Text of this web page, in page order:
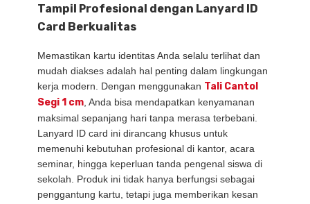
Tampil Profesional dengan Lanyard ID
Card Berkualitas
Memastikan kartu identitas Anda selalu terlihat dan
mudah diakses adalah hal penting dalam lingkungan
kerja modern. Dengan menggunakan Tali Cantol
Segi 1 cm , Anda bisa mendapatkan kenyamanan
maksimal sepanjang hari tanpa merasa terbebani.
Lanyard ID card ini dirancang khusus untuk
memenuhi kebutuhan profesional di kantor, acara
seminar, hingga keperluan tanda pengenal siswa di
sekolah. Produk ini tidak hanya berfungsi sebagai
penggantung kartu, tetapi juga memberikan kesan